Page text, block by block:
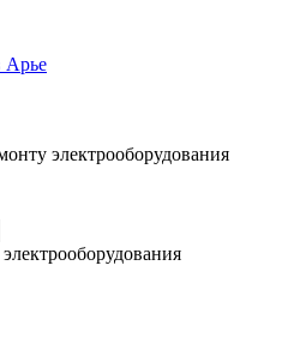
Арье
электрооборудования